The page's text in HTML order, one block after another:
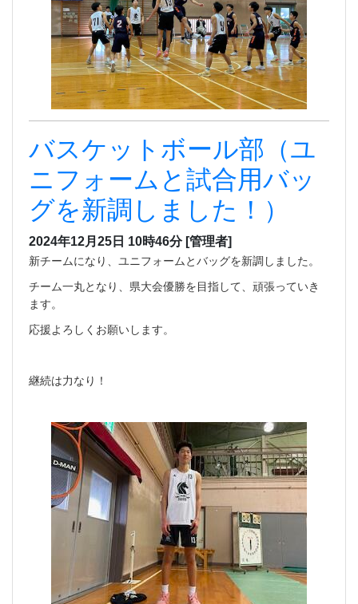
バスケットボール部（ユ
ニフォームと試合用バッ
グを新調しました！）
2024年12月25日 10時46分 [管理者]
新チームになり、ユニフォームとバッグを新調しました。
チーム一丸となり、県大会優勝を目指して、頑張っていき
ます。
応援よろしくお願いします。
継続は力なり！